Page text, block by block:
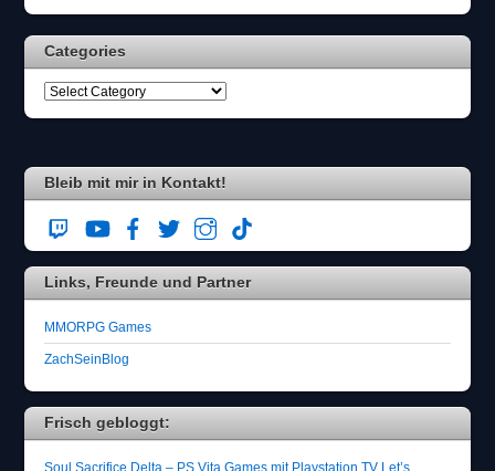
Categories
Bleib mit mir in Kontakt!
Links, Freunde und Partner
MMORPG Games
ZachSeinBlog
Frisch gebloggt:
Soul Sacrifice Delta – PS Vita Games mit Playstation TV Let’s